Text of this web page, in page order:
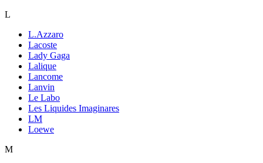
L
L.Azzaro
Lacoste
Lady Gaga
Lalique
Lancome
Lanvin
Le Labo
Les Liquides Imaginares
LM
Loewe
M